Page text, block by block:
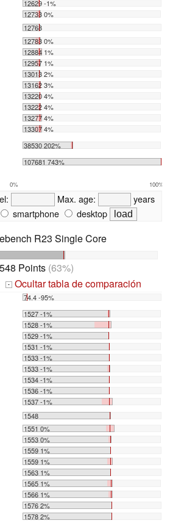
12629 -1%
12733 0%
12768
12783 0%
12884 1%
12957 1%
13013 2%
13162 3%
13220 4%
13222 4%
13277 4%
13307 4%
38530 202%
107681 743%
0% 100%
Max. age:
years
smartphone desktop
R23 Single Core
Points(63%)
- Ocultar tabla de comparación
74.4 -95%
1527 -1%
1528 -1%
1529 -1%
1531 -1%
1533 -1%
1533 -1%
1534 -1%
1536 -1%
1537 -1%
1548
1551 0%
1553 0%
1559 1%
1559 1%
1563 1%
1565 1%
1566 1%
1576 2%
1578 2%